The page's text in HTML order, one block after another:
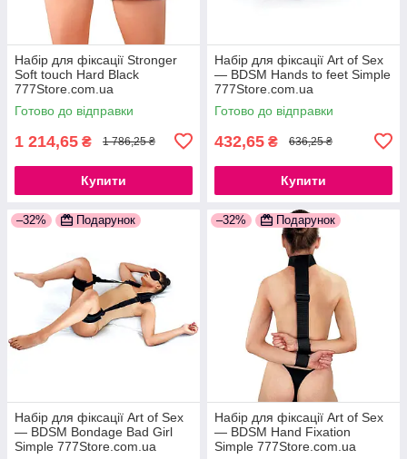
Набір для фіксації Stronger
Soft touch Hard Black
777Store.com.ua
Готово до відправки
1 214,65 ₴ 1 786,25 ₴
Купити
Набір для фіксації Art of Sex
— BDSM Hands to feet Simple
777Store.com.ua
Готово до відправки
432,65 ₴ 636,25 ₴
Купити
–32% Подарунок
Набір для фіксації Art of Sex
— BDSM Bondage Bad Girl
Simple 777Store.com.ua
–32% Подарунок
Набір для фіксації Art of Sex
— BDSM Hand Fixation
Simple 777Store.com.ua